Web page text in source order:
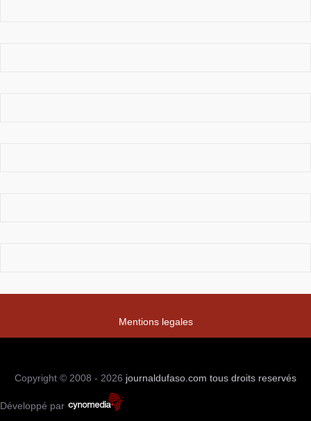
Mentions legales
Copyright © 2008 - 2026 journaldufaso.com tous droits reservés
Développé par